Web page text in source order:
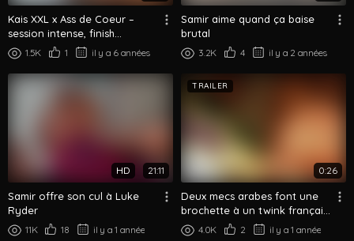
Kais XXL x Ass de Coeur –
session intense, finish
crémeux
1.5K 1 il y a 6 années
Samir aime quand ça baise
brutal
3.2K 4 il y a 2 années
HD 21:11
Samir offre son cul à Luke
Ryder
11K 18 il y a 1 année
TRAILER
0:26
Deux mecs arabes font une
brochette à un twink français
blond
4.0K 2 il y a 1 année